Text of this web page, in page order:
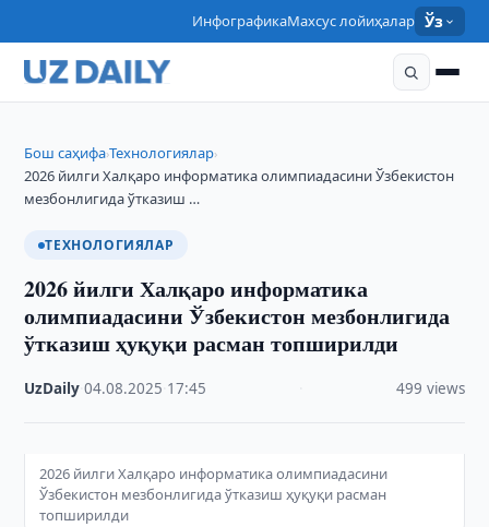
ИнфографикаМахсус лойиҳалар Ўз
Бош саҳифа›Технологиялар›
2026 йилги Халқаро информатика олимпиадасини Ўзбекистон
мезбонлигида ўтказиш …
ТЕХНОЛОГИЯЛАР
2026 йилги Халқаро информатика
олимпиадасини Ўзбекистон мезбонлигида
ўтказиш ҳуқуқи расман топширилди
UzDaily ·04.08.2025 17:45 499 views
2026 йилги Халқаро информатика олимпиадасини
Ўзбекистон мезбонлигида ўтказиш ҳуқуқи расман
топширилди